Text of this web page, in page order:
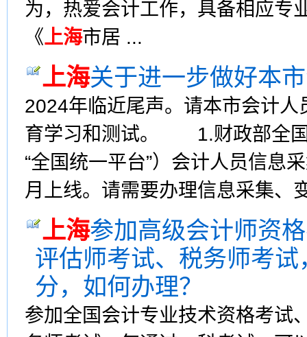
为，热爱会计工作，具备相应专
《上海市居 ...
上海关于进一步做好本
2024年临近尾声。请本市会计
育学习和测试。 1.财政部全国
“全国统一平台”）会计人员信息
月上线。请需要办理信息采集、
上海参加高级会计师资
评估师考试、税务师考
分，如何办理？
参加全国会计专业技术资格考试